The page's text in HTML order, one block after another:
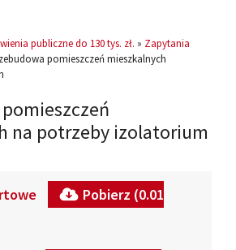
publiczne do 130 tys. zł. » Zapytania
pomieszczeń mieszkalnych
na potrzeby izolatorium
Pobierz (0.01